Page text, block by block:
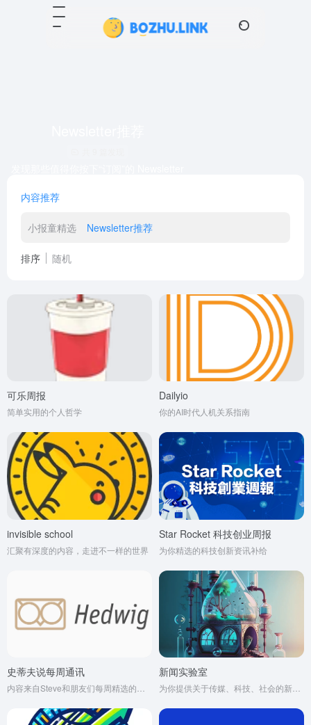
内容推荐
小报童精选 Newsletter推荐
排序 随机
可乐周报
简单实用的个人哲学
Dailyio
你的AI时代人机关系指南
invisible school
汇聚有深度的内容，走进不一样的世界
Star Rocket 科技创业周报
为你精选的科技创新资讯补给
史蒂夫说每周通讯 新闻实验室